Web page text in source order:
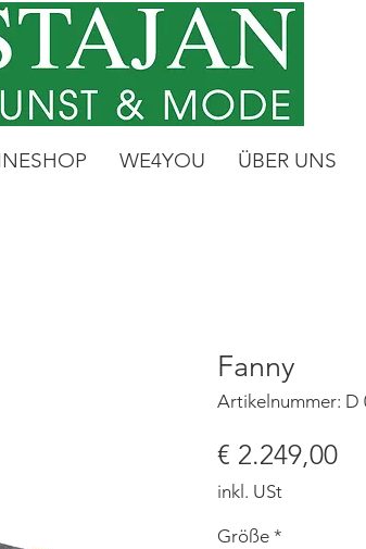
WE4YOU ÜBER UNS
Fanny
Artikelnummer: D
€ 2.249,00
inkl. USt
Größe *